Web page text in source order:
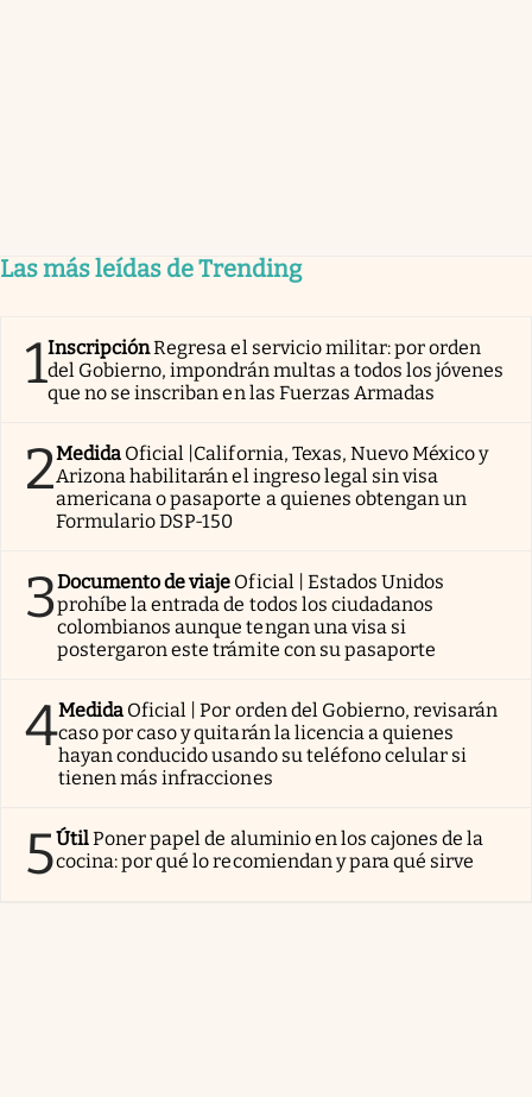
Las más leídas de Trending
1InscripciónRegresa el servicio militar: por orden
del Gobierno, impondrán multas a todos los jóvenes
que no se inscriban en las Fuerzas Armadas
2Medida Oficial |California, Texas, Nuevo México y
Arizona habilitarán el ingreso legal sin visa
americana o pasaporte a quienes obtengan un
Formulario DSP-150
3Documento de viaje Oficial | Estados Unidos
prohíbe la entrada de todos los ciudadanos
colombianos aunque tengan una visa si
postergaron este trámite con su pasaporte
4Medida Oficial | Por orden del Gobierno, revisarán
caso por caso y quitarán la licencia a quienes
hayan conducido usando su teléfono celular si
tienen más infracciones
5ÚtilPoner papel de aluminio en los cajones de la
cocina: por qué lo recomiendan y para qué sirve